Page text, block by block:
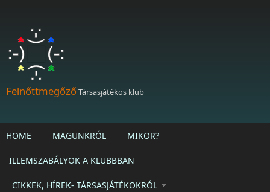
FelnőttmegőzőTársasjátékos klub
HOME MAGUNKRÓL MIKOR?
ILLEMSZABÁLYOK A KLUBBBAN
CIKKEK, HÍREK- TÁRSASJÁTÉKOKRÓL